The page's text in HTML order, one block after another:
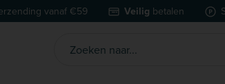
vanaf €59 Veilig betalen